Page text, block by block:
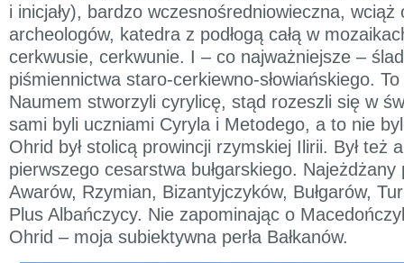
i inicjały), bardzo wczesnośredniowieczna,
archeologów, katedra z podłogą całą w
cerkwusie, cerkwunie. I – co najważniejsze –
piśmiennictwa staro-cerkiewno-słowiańskiego.
Naumem stworzyli cyrylicę, stąd rozeszli się w
sami byli uczniami Cyryla i Metodego, a to nie
Ohrid był stolicą prowincji rzymskiej Ilirii. Był też
pierwszego cesarstwa bułgarskiego. Najeżdżany
Awarów, Rzymian, Bizantyjczyków, Bułgarów,
Plus Albańczycy. Nie zapominając o
Ohrid – moja subiektywna perła Bałkanów.